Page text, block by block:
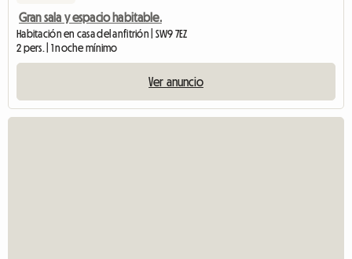
Gran sala y espacio habitable.
Habitación en casa del anfitrión | SW9 7EZ
2 pers. | 1 noche mínimo
Ver anuncio